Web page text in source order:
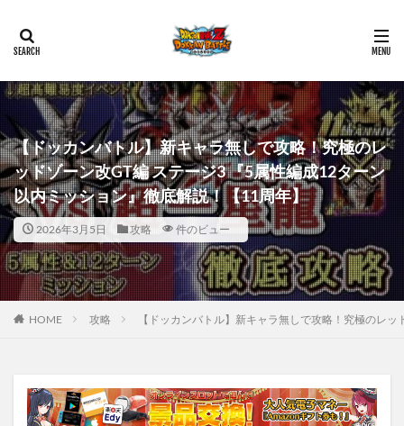
【ドッカンバトル】新キャラ無しで攻略！究極のレ
ッドゾーン改GT編 ステージ3 『5属性編成12ターン
以内ミッション』徹底解説！【11周年】
2026年3月5日 攻略 件のビュー
HOME 攻略 【ドッカンバトル】新キャラ無しで攻略！究極のレ